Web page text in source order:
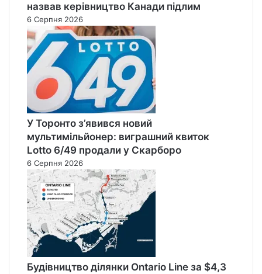
назвав керівництво Канади підлим
6 Серпня 2026
У Торонто з’явився новий
мультимільйонер: виграшний квиток
Lotto 6/49 продали у Скарборо
6 Серпня 2026
Будівництво ділянки Ontario Line за $4,3